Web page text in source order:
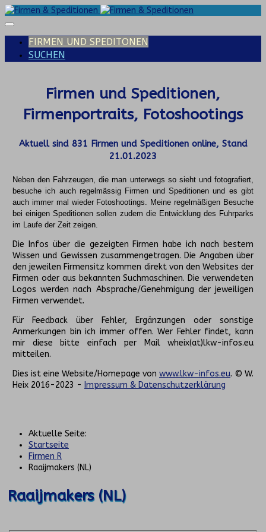
FIRMEN UND SPEDITONEN
SUCHEN
Firmen und Speditionen,
Firmenportraits, Fotoshootings
Aktuell sind 831 Firmen und Speditionen online, Stand
21.01.2023
Neben den Fahrzeugen, die man unterwegs so sieht und fotografiert,
besuche ich auch regelmässig Firmen und Speditionen und es gibt
auch immer mal wieder Fotoshootings. Meine regelmäßigen Besuche
bei einigen Speditionen sollen zudem die Entwicklung des Fuhrparks
im Laufe der Zeit zeigen.
Die Infos über die gezeigten Firmen habe ich nach bestem
Wissen und Gewissen zusammengetragen. Die Angaben über
den jeweilen Firmensitz kommen direkt von den Websites der
Firmen oder aus bekannten Suchmaschinen. Die verwendeten
Logos werden nach Absprache/Genehmigung der jeweiligen
Firmen verwendet.
Für Feedback über Fehler, Ergänzungen oder sonstige
Anmerkungen bin ich immer offen. Wer Fehler findet, kann
mir diese bitte einfach per Mail wheix(at)lkw-infos.eu
mitteilen.
Dies ist eine Website/Homepage von www.lkw-infos.eu. © W.
Heix 2016-2023 - Impressum & Datenschutzerklärung
Aktuelle Seite:
Startseite
Firmen R
Raaijmakers (NL)
Raaijmakers (NL)